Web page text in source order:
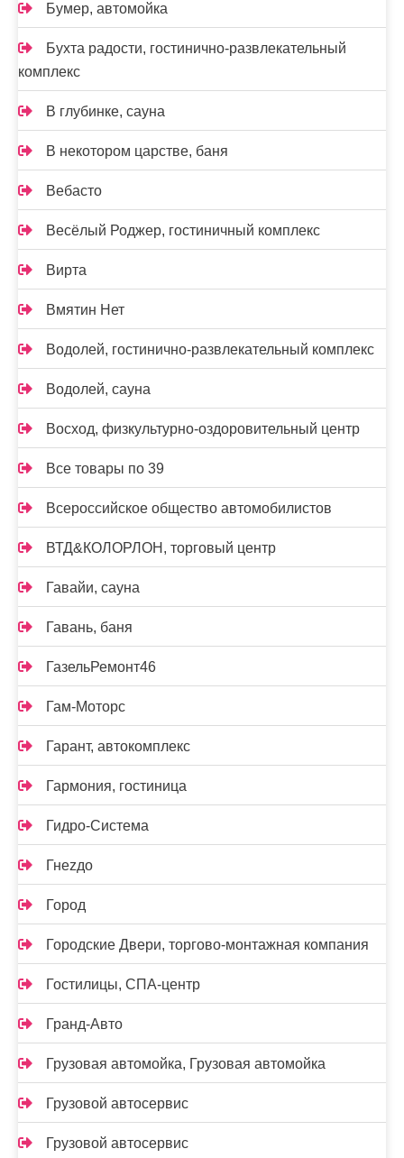
Бумер, автомойка
Бухта радости, гостинично-развлекательный
комплекс
В глубинке, сауна
В некотором царстве, баня
Вебасто
Весёлый Роджер, гостиничный комплекс
Вирта
Вмятин Нет
Водолей, гостинично-развлекательный комплекс
Водолей, сауна
Восход, физкультурно-оздоровительный центр
Все товары по 39
Всероссийское общество автомобилистов
ВТД&КОЛОРЛОН, торговый центр
Гавайи, сауна
Гавань, баня
ГазельРемонт46
Гам-Моторс
Гарант, автокомплекс
Гармония, гостиница
Гидро-Система
Гнеzдо
Город
Городские Двери, торгово-монтажная компания
Гостилицы, СПА-центр
Гранд-Авто
Грузовая автомойка, Грузовая автомойка
Грузовой автосервис
Грузовой автосервис